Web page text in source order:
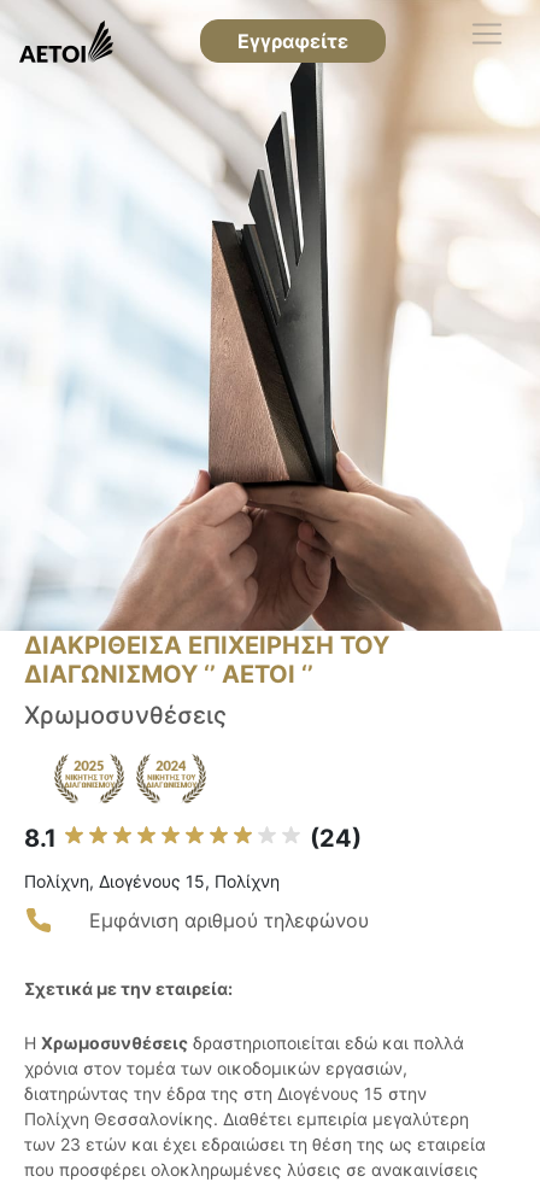
Εγγραφείτε
ΔΙΑΚΡΙΘΕΙΣΑ ΕΠΙΧΕΙΡΗΣΗ ΤΟΥ
ΔΙΑΓΩΝΙΣΜΟΥ ‘’ ΑΕΤΟΙ ‘’
Χρωμοσυνθέσεις
8.1 (24)
Πολίχνη, Διογένους 15, Πολίχνη
Εμφάνιση αριθμού τηλεφώνου
Σχετικά με την εταιρεία:
Η Χρωμοσυνθέσεις δραστηριοποιείται εδώ και πολλά
χρόνια στον τομέα των οικοδομικών εργασιών,
διατηρώντας την έδρα της στη Διογένους 15 στην
Πολίχνη Θεσσαλονίκης. Διαθέτει εμπειρία μεγαλύτερη
των 23 ετών και έχει εδραιώσει τη θέση της ως εταιρεία
που προσφέρει ολοκληρωμένες λύσεις σε ανακαινίσεις